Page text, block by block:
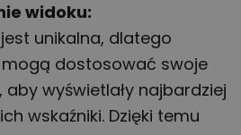
widoku:
unikalna, dlatego
dostosować swoje
wyświetlały najbardziej
wskaźniki. Dzięki temu